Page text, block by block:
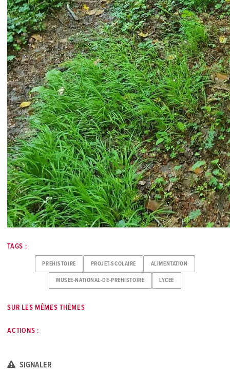
TAGS :
PREHISTOIRE PROJET-SCOLAIRE ALIMENTATION
MUSEE-NATIONAL-DE-PREHISTOIRE LYCEE
SUR LES MÊMES THÈMES
ACTIONS :
SIGNALER